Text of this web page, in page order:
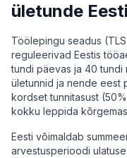
ületunde
Töölepingu seadus
reguleerivad Eestis
tundi päevas ja 40 tundi
ületunnid ja nende eest
kordset tunnitasust
kokku leppida
Eesti võimaldab
arvestusperioodi